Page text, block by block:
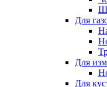
Для
Для
Для